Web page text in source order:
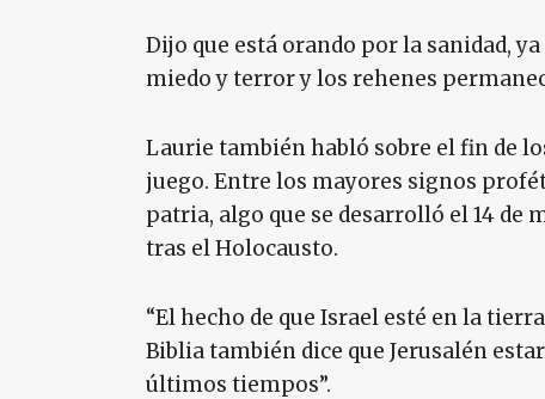
Dijo que está orando por la sanidad,
miedo y terror y los rehenes
Laurie también habló sobre el fin de
juego. Entre los mayores signos
patria, algo que se desarrolló el 14 de
tras el Holocausto.
“El hecho de que Israel esté en la
Biblia también dice que Jerusalén
últimos tiempos”.